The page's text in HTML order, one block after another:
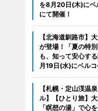
を8月20日(木)にベ
にて開催！
【北海道釧路市】
が登場！「夏の特
も、知って安心す
月19日(水)にベルコ
【札幌・定山渓温
ル】【ひとり旅】
「瞑想の湯」で心